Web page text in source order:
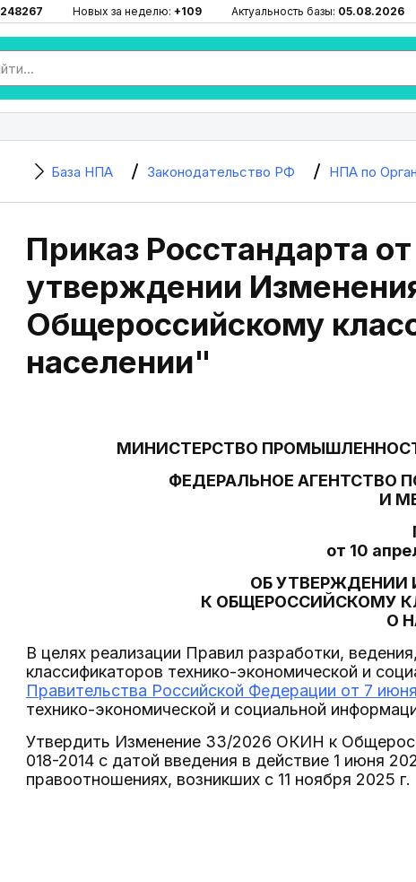
248267 Новых за неделю: +109 Актуальность базы: 05.08.2026
База НПА Законодательство РФ НПА по
Приказ Росстандарта
утверждении
Общероссийскому
населении"
МИНИСТЕРСТВО
ФЕДЕРАЛЬНОЕ АГЕНТСТВО
И
от 10
ОБ УТВЕРЖДЕНИИ
К ОБЩЕРОССИЙСКОМУ
О
В целях реализации Правил разработки,
классификаторов технико-экономической и
Правительства Российской Федерации от 7
технико-экономической и социальной
Утвердить Изменение 33/2026 ОКИН к
018-2014 с датой введения в действие 1 июня
правоотношениях, возникших с 11 ноября 2025 г.